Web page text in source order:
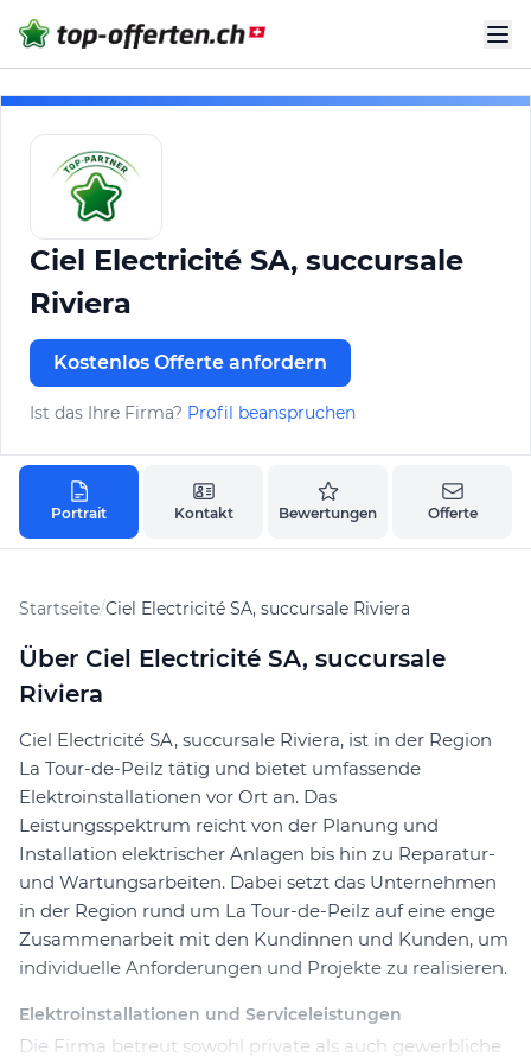
Ciel Electricité SA, succursale
Riviera
Kostenlos Offerte anfordern
Ist das Ihre Firma? Profil beanspruchen
Portrait Kontakt Bewertungen Offerte
Startseite/Ciel Electricité SA, succursale Riviera
Über Ciel Electricité SA, succursale
Riviera
Ciel Electricité SA, succursale Riviera, ist in der Region
La Tour-de-Peilz tätig und bietet umfassende
Elektroinstallationen vor Ort an. Das
Leistungsspektrum reicht von der Planung und
Installation elektrischer Anlagen bis hin zu Reparatur-
und Wartungsarbeiten. Dabei setzt das Unternehmen
in der Region rund um La Tour-de-Peilz auf eine enge
Zusammenarbeit mit den Kundinnen und Kunden, um
individuelle Anforderungen und Projekte zu realisieren.
Elektroinstallationen und Serviceleistungen
Die Firma betreut sowohl private als auch gewerbliche